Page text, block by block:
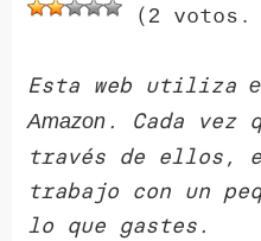
( 2 votos.
Esta web utiliza
Amazon . Cada vez
través de ellos,
trabajo con un
lo que gastes.